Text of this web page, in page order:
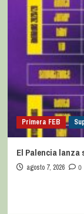
Primera FEB
El Palencia lanza
agosto 7, 2026 0